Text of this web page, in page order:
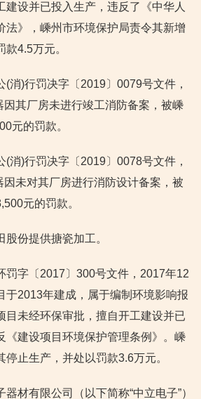
建设并已投入生产，违反了《中华人
法》，嵊州市环境保护局责令其新增
4.5万元。
(消)行罚决字〔2019〕0079号文件，
其厂房未进行竣工消防备案，被嵊
元的罚款。
(消)行罚决字〔2019〕0078号文件，
未对其厂房进行消防设计备案，被
元的罚款。
份提供搪瓷加工。
罚字〔2017〕300号文件，2017年12
于2013年建成，属于编制环境影响报
目未经环保审批，擅自开工建设并已
《建设项目环境保护管理条例》。嵊
止生产，并处以罚款3.6万元。
材有限公司（以下简称“中立电子”）